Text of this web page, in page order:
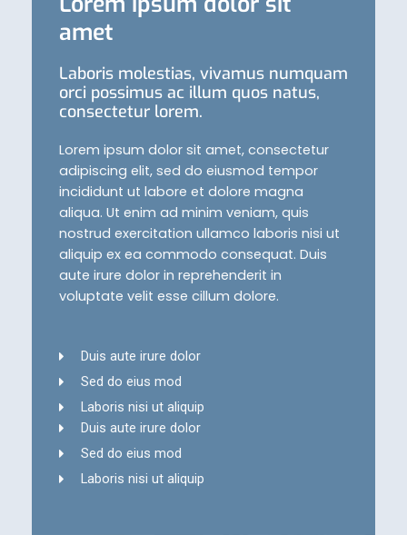
amet
Laboris molestias, vivamus numquam
orci possimus ac illum quos natus,
consectetur lorem.
Lorem ipsum dolor sit amet, consectetur
adipiscing elit, sed do eiusmod tempor
incididunt ut labore et dolore magna
aliqua. Ut enim ad minim veniam, quis
nostrud exercitation ullamco laboris nisi ut
aliquip ex ea commodo consequat. Duis
aute irure dolor in reprehenderit in
voluptate velit esse cillum dolore.
Duis aute irure dolor
Sed do eius mod
Laboris nisi ut aliquip
Duis aute irure dolor
Sed do eius mod
Laboris nisi ut aliquip